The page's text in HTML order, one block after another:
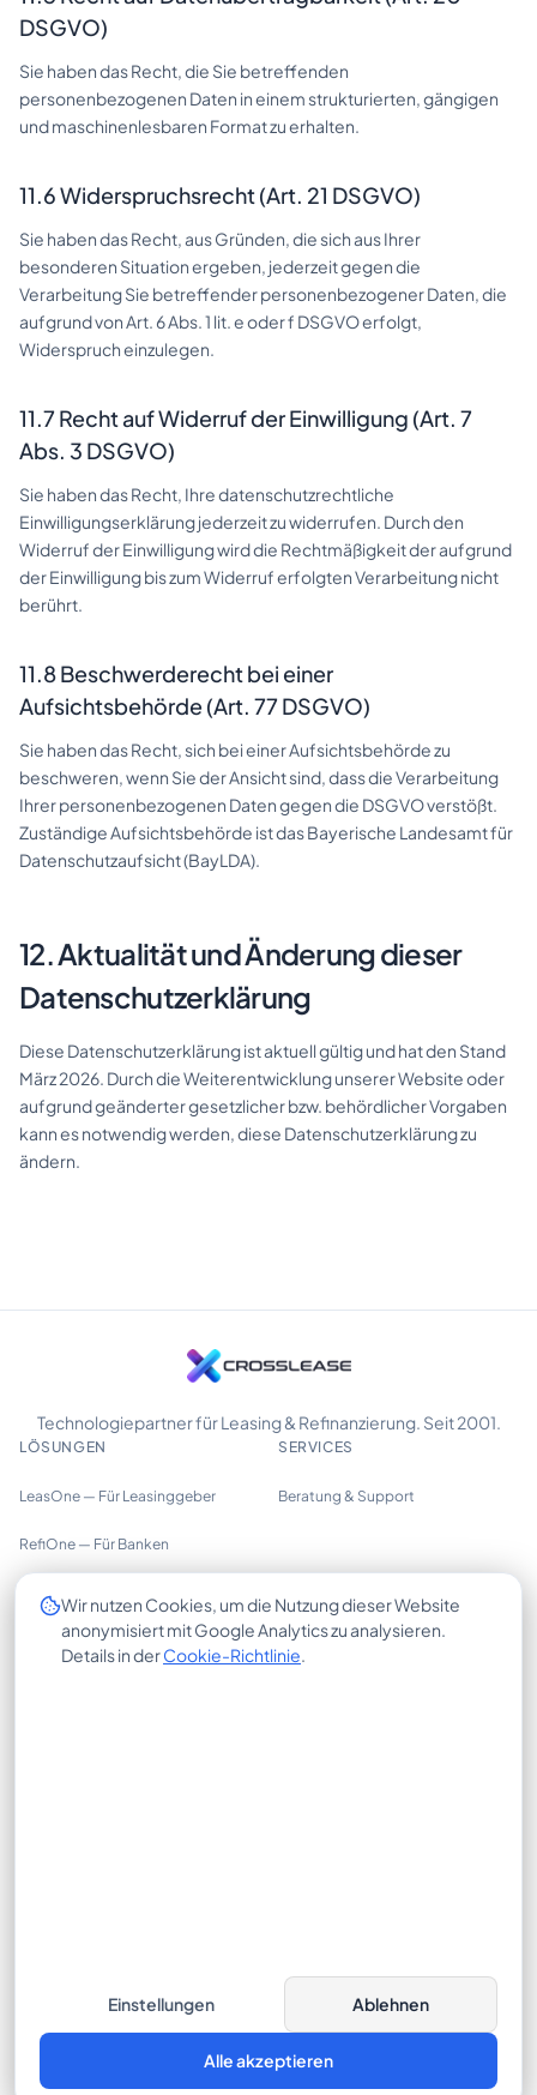
DSGVO)
Sie haben das Recht, die Sie betreffenden
personenbezogenen Daten in einem strukturierten, gängigen
und maschinenlesbaren Format zu erhalten.
11.6 Widerspruchsrecht (Art. 21 DSGVO)
Sie haben das Recht, aus Gründen, die sich aus Ihrer
besonderen Situation ergeben, jederzeit gegen die
Verarbeitung Sie betreffender personenbezogener Daten, die
aufgrund von Art. 6 Abs. 1 lit. e oder f DSGVO erfolgt,
Widerspruch einzulegen.
11.7 Recht auf Widerruf der Einwilligung (Art. 7
Abs. 3 DSGVO)
Sie haben das Recht, Ihre datenschutzrechtliche
Einwilligungserklärung jederzeit zu widerrufen. Durch den
Widerruf der Einwilligung wird die Rechtmäßigkeit der aufgrund
der Einwilligung bis zum Widerruf erfolgten Verarbeitung nicht
berührt.
11.8 Beschwerderecht bei einer
Aufsichtsbehörde (Art. 77 DSGVO)
Sie haben das Recht, sich bei einer Aufsichtsbehörde zu
beschweren, wenn Sie der Ansicht sind, dass die Verarbeitung
Ihrer personenbezogenen Daten gegen die DSGVO verstößt.
Zuständige Aufsichtsbehörde ist das Bayerische Landesamt für
Datenschutzaufsicht (BayLDA).
12. Aktualität und Änderung dieser
Datenschutzerklärung
Diese Datenschutzerklärung ist aktuell gültig und hat den Stand
März 2026. Durch die Weiterentwicklung unserer Website oder
aufgrund geänderter gesetzlicher bzw. behördlicher Vorgaben
kann es notwendig werden, diese Datenschutzerklärung zu
ändern.
Technologiepartner für Leasing & Refinanzierung. Seit 2001.
LÖSUNGEN
LeasOne — Für Leasinggeber
RefiOne — Für Banken
SERVICES
Beratung & Support
UNTERNEHMEN
Über uns
RECHTLICHES
Impressum
Bajuwarenring 19, 82041 Oberhaching
KONTAKT
Wir nutzen Cookies, um die Nutzung dieser Website
anonymisiert mit Google Analytics zu analysieren.
Details in derCookie-Richtlinie.
Einstellungen Ablehnen
Alle akzeptieren